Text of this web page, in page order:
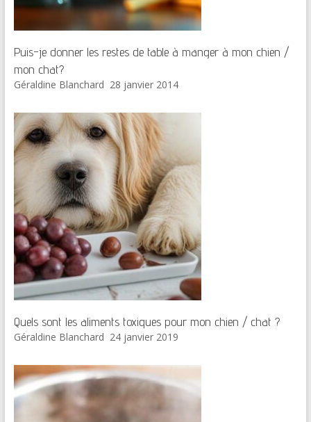
Puis-je donner les restes de table à manger à mon chien /
mon chat?
Géraldine Blanchard 28 janvier 2014
Quels sont les aliments toxiques pour mon chien / chat ?
Géraldine Blanchard 24 janvier 2019